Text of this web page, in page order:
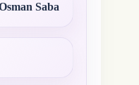
Saba